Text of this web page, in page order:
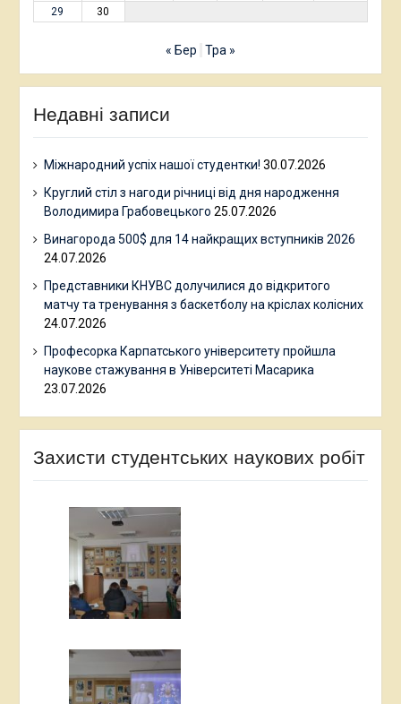
29
30
« Бер Тра »
Недавні записи
Міжнародний успіх нашої студентки! 30.07.2026
Круглий стіл з нагоди річниці від дня народження
Володимира Грабовецького 25.07.2026
Винагорода 500$ для 14 найкращих вступників 2026
24.07.2026
Представники КНУВС долучилися до відкритого
матчу та тренування з баскетболу на кріслах колісних
24.07.2026
Професорка Карпатського університету пройшла
наукове стажування в Університеті Масарика
23.07.2026
Захисти студентських наукових робіт